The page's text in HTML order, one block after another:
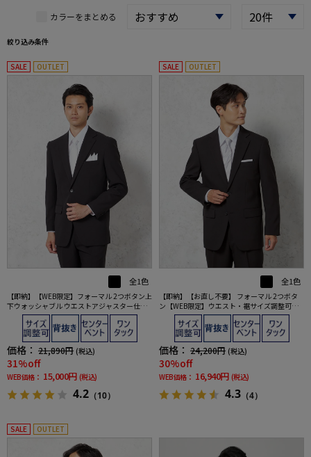
カラーをまとめる
絞り込み条件
SALE OUTLET
全1色
【即納】【WEB限定】フォーマル 2つボタン上
下ウォッシャブル ウエストアジャスター仕様
黒無地 通年 礼服
価格： 21,890円 (税込)
31%off
WEB価格： 15,000円 (税込)
4.2 （10）
SALE OUTLET
全1色
【即納】【お直し不要】 フォーマル 2つボタ
ン【WEB限定】ウエスト・裾サイズ調整可能
上下ウォッシャブル 黒無地 通年 礼服
価格： 24,200円 (税込)
30%off
WEB価格： 16,940円 (税込)
4.3 （4）
SALE OUTLET